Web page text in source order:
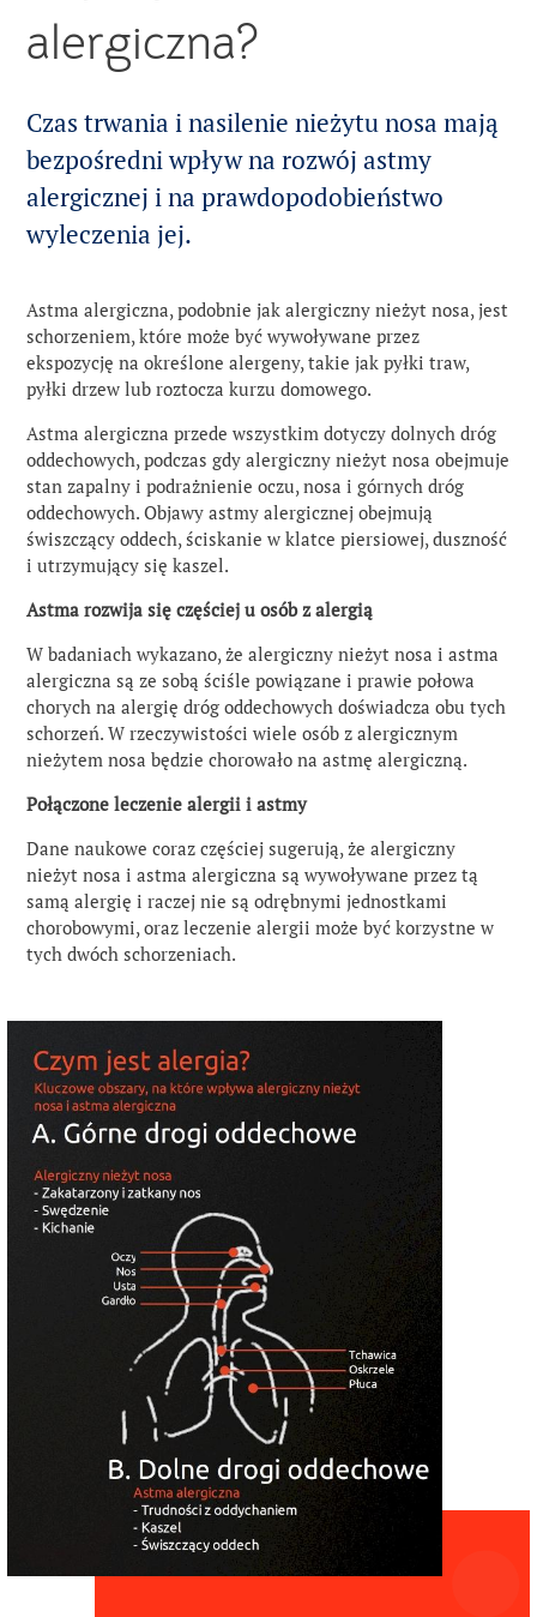
Program badań klinicznych
Badania naukowe
Wolne stanowiska
ALK w skrócie
Produkcja
Obecność na całym świecie
Organizacja
Historia
Właściciele
Media
ALK GBSC
About Us
News
Contact
Zgłaszanie działań
niepożądanych
alergiczna?
Czas trwania i nasilenie nieżytu nosa mają
bezpośredni wpływ na rozwój astmy
alergicznej i na prawdopodobieństwo
wyleczenia jej.
Astma alergiczna, podobnie jak alergiczny nieżyt nosa, jest
schorzeniem, które może być wywoływane przez
ekspozycję na określone alergeny, takie jak pyłki traw,
pyłki drzew lub roztocza kurzu domowego.
Astma alergiczna przede wszystkim dotyczy dolnych dróg
oddechowych, podczas gdy alergiczny nieżyt nosa obejmuje
stan zapalny i podrażnienie oczu, nosa i górnych dróg
oddechowych. Objawy astmy alergicznej obejmują
świszczący oddech, ściskanie w klatce piersiowej, duszność
i utrzymujący się kaszel.
Astma rozwija się częściej u osób z alergią
W badaniach wykazano, że alergiczny nieżyt nosa i astma
alergiczna są ze sobą ściśle powiązane i prawie połowa
chorych na alergię dróg oddechowych doświadcza obu tych
schorzeń. W rzeczywistości wiele osób z alergicznym
nieżytem nosa będzie chorowało na astmę alergiczną.
Połączone leczenie alergii i astmy
Dane naukowe coraz częściej sugerują, że alergiczny
nieżyt nosa i astma alergiczna są wywoływane przez tą
samą alergię i raczej nie są odrębnymi jednostkami
chorobowymi, oraz leczenie alergii może być korzystne w
tych dwóch schorzeniach.